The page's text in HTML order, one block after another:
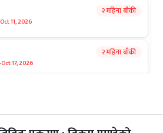
Oct 11, 2026
२ महिना बाँकी
Oct 17, 2026
२ महिना बाँकी